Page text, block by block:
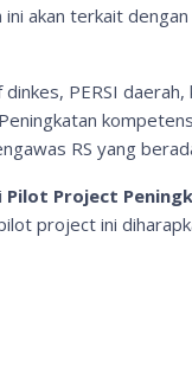
akan terkait
PERSI
RS yang
Pilot Project
project ini